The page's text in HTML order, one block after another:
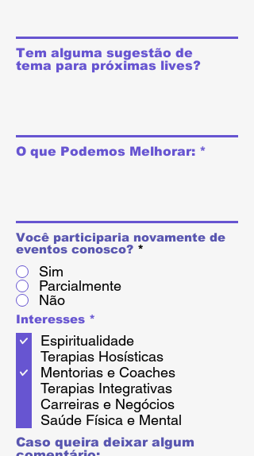
Tem alguma sugestão de
tema para próximas lives?
O que Podemos Melhorar:
Você participaria novamente de
eventos conosco? *
Sim
Parcialmente
Não
Interesses *
項
目
Espiritualidade
Terapias Hosísticas
Mentorias e Coaches
Terapias Integrativas
Carreiras e Negócios
Saúde Física e Mental
Caso queira deixar algum